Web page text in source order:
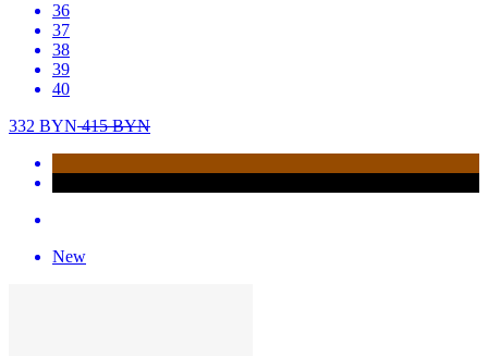
36
37
38
39
40
332 BYN415BYN
New